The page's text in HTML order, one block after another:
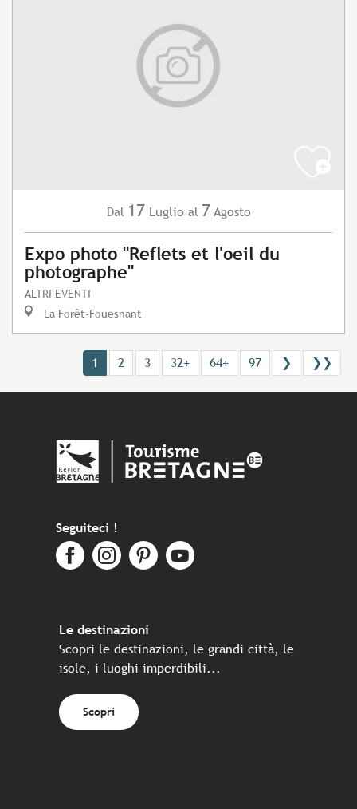
Dal 17 Luglio al 7 Agosto
Expo photo "Reflets et l'oeil du
photographe"
ALTRI EVENTI
La Forêt-Fouesnant
1 2 3 32+ 64+ 97 ❯ ❯❯
Seguiteci !
Le destinazioni
Scopri le destinazioni, le grandi città, le
isole, i luoghi imperdibili...
Scopri